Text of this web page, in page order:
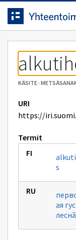
Siirrytty
sivulle
Siirry suoraan
KÄSITE·
URI
https://
Termit
s
ая